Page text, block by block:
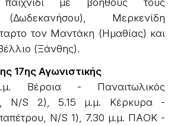
Μερκενίδη
τον Μαντάκη (Ημαθίας) και
(Ξάνθης).
17ης Αγωνιστικής
Βέροια - Παναιτωλικός
N/S 2), 5.15 μ.μ. Κέρκυρα -
N/S 1), 7.30 μ.μ. ΠΑΟΚ -